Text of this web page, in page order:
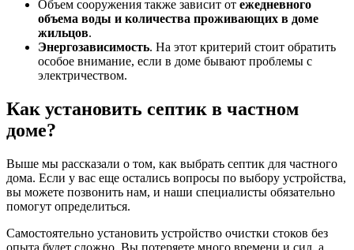
Объем сооружения также зависит от ежедневного
объема воды и количества проживающих в доме
жильцов.
Энергозависимость. На этот критерий стоит обратить
особое внимание, если в доме бывают проблемы с
электричеством.
Как установить септик в частном
доме?
Выше мы рассказали о том, как выбрать септик для частного
дома. Если у вас еще остались вопросы по выбору устройства,
вы можете позвонить нам, и наши специалисты обязательно
помогут определиться.
Самостоятельно установить устройство очистки стоков без
опыта будет сложно. Вы потеряете много времени и сил, а